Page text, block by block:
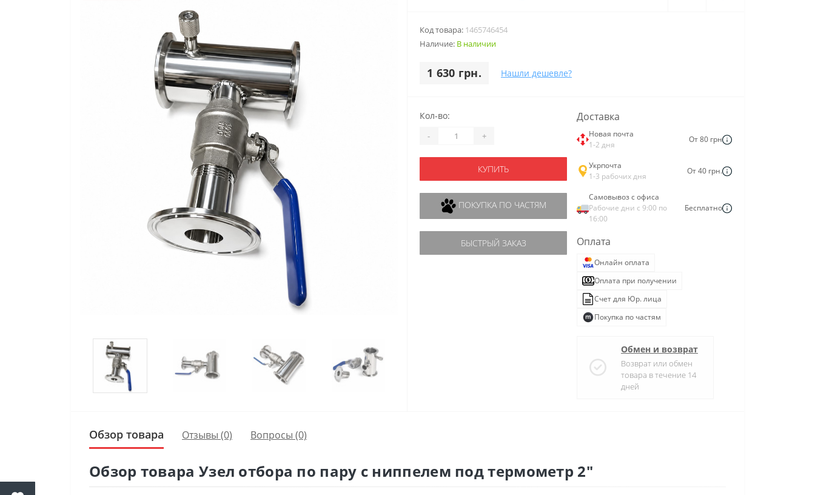
Код товара: 1465746454
Наличие: В наличии
1 630 грн. Нашли дешевле?
Кол-во:
- +
КУПИТЬ
ПОКУПКА ПО ЧАСТЯМ
БЫСТРЫЙ ЗАКАЗ
Доставка
Новая почта
1-2 дня
От 80 грн
Укрпочта
1-3 рабочих дня
От 40 грн.
Самовывоз с офиса
Рабочие дни с 9:00 по
16:00
Бесплатно
Оплата
Онлайн оплата
Оплата при получении
Счет для Юр. лица
Покупка по частям
Обмен и возврат
Возврат или обмен
товара в течение 14
дней
Обзор товара Отзывы (0) Вопросы (0)
Обзор товара Узел отбора по пару с ниппелем под термометр 2"